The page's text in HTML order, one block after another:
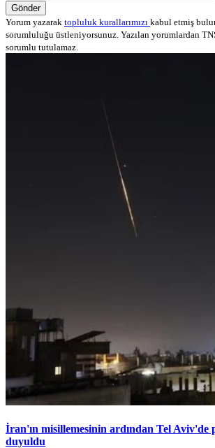
Gönder
Yorum yazarak topluluk kurallarımızı kabul etmiş
sorumluluğu üstleniyorsunuz. Yazılan yorumlardan
sorumlu tutulamaz.
İran'ın misillemesinin ardından Tel Aviv'de
duyuldu